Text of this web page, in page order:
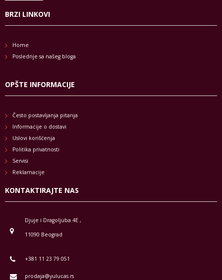
BRZI LINKOVI
Home
Poslednje sa našeg bloga
OPŠTE INFORMACIJE
Često postavljanja pitanja
Informacije o dostavi
Uslovi korišćenja
Politika privatnosti
Servisi
Reklamacije
KONTAKTIRAJTE NAS
Djuje i Dragoljuba 4E ,
11090 Beograd
+381 11 23 79 051
prodaja@yulucas.rs